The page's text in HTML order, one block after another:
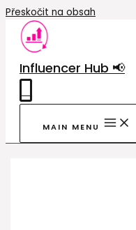
Přeskočit na obsah
Influencer Hub 📢
MAIN MENU